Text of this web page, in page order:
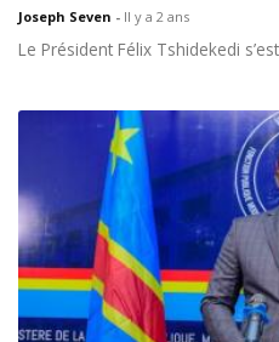
Joseph Seven - Il y a 2 ans
Le Président Félix Tshidekedi